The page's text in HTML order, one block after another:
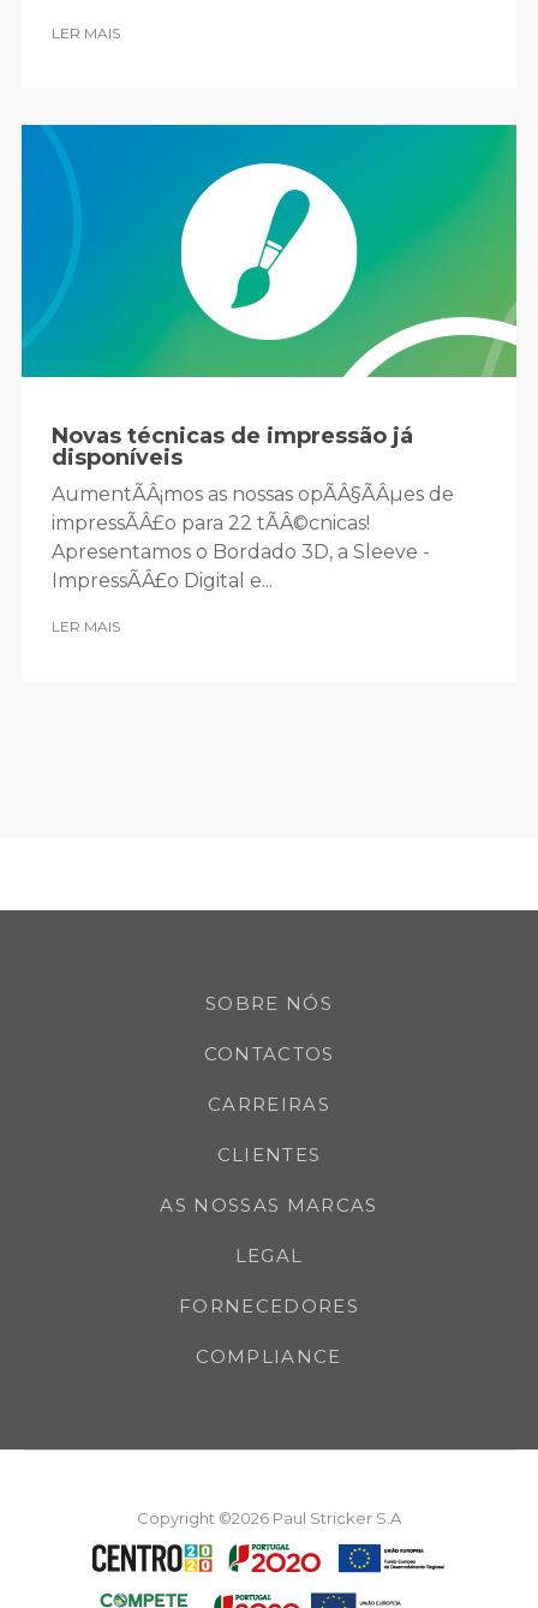
LER MAIS
Novas técnicas de impressão já
disponíveis
AumentÃÂ¡mos as nossas opÃÂ§ÃÂµes de
impressÃÂ£o para 22 tÃÂ©cnicas!
Apresentamos o Bordado 3D, a Sleeve -
ImpressÃÂ£o Digital e...
LER MAIS
SOBRE NÓS
CONTACTOS
CARREIRAS
CLIENTES
AS NOSSAS MARCAS
LEGAL
FORNECEDORES
COMPLIANCE
Copyright ©2026 Paul Stricker S.A